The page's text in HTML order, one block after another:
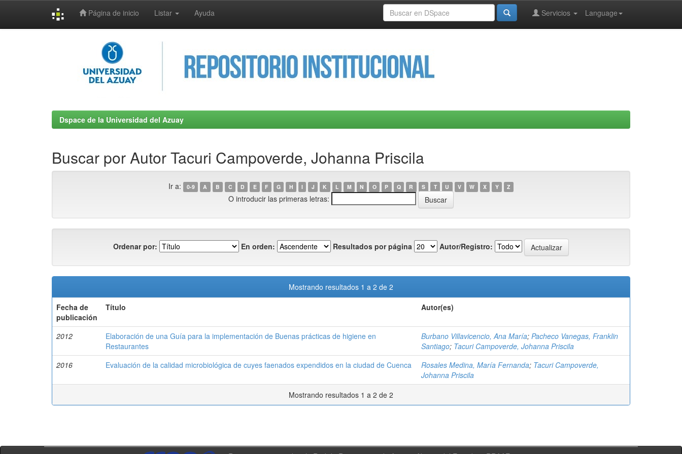
Página de inicio Listar Ayuda Language
Servicios
Dspace de la Universidad del Azuay
Buscar por Autor Tacuri Campoverde, Johanna Priscila
Ir a: 0-9 A B C D E F G H I J K L M N O P Q R S T U V W X Y Z
O introducir las primeras letras:
Ordenar por: En orden: Resultados por página Autor/Registro:
Mostrando resultados 1 a 2 de 2
Fecha de
publicación
Título Autor(es)
2012
Elaboración de una Guía para la implementación de Buenas prácticas de higiene en
Restaurantes
Burbano Villavicencio, Ana María; Pacheco Vanegas, Franklin
Santiago; Tacuri Campoverde, Johanna Priscila
2016
Evaluación de la calidad microbiológica de cuyes faenados expendidos en la ciudad de Cuenca Rosales Medina, María Fernanda; Tacuri Campoverde,
Johanna Priscila
Mostrando resultados 1 a 2 de 2